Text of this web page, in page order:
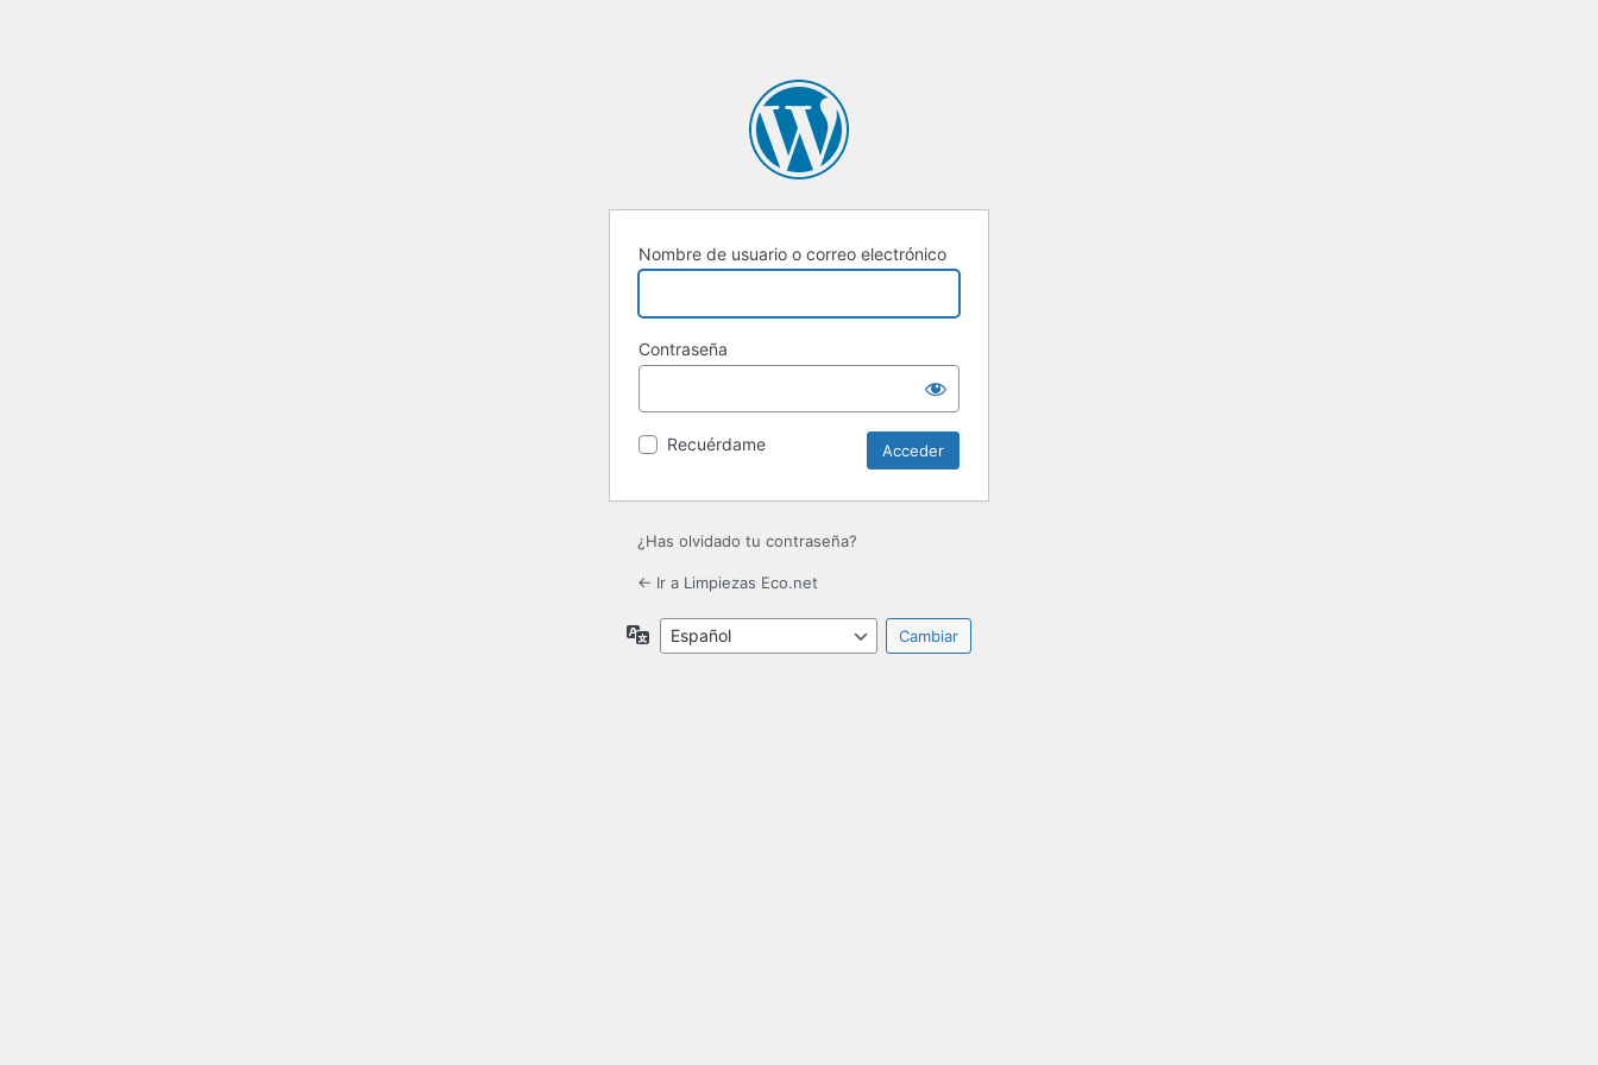
Nombre de usuario o correo electrónico
Contraseña
Recuérdame
¿Has olvidado tu contraseña?
← Ir a Limpiezas Eco.net
Idioma